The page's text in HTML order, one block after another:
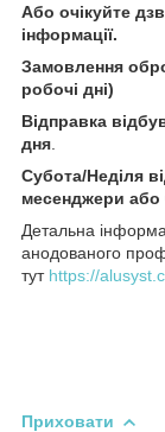
Або очікуйте
інформації.
Замовлення
робочі дні)
Відправка
дня
Субота/Неділя
месенджери або
Детальна
анодованого
тут https://
Приховати